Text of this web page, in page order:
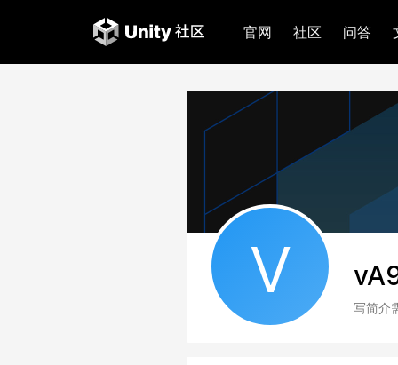
官网 社区 问答
V
写简介